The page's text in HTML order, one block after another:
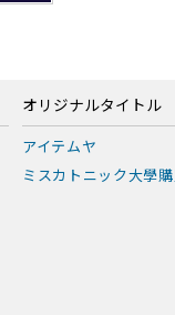
オリジナルタイトル
アイテムヤ
ミスカトニック大學